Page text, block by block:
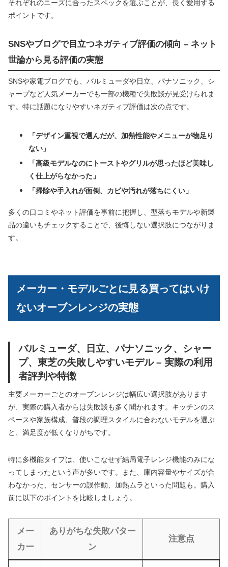
それぞれのニーズに合ったスペックを選ぶことが、長く愛用する
ポイントです。
SNSやブログで目立つネガティブ評価の傾向 – ネット
世論から見る評価の実態
SNSや家電ブログでも、バルミューダや日立、パナソニック、シ
ャープなど人気メーカーでも一部の機種で失敗談が見受けられま
す。特に話題になりやすいネガティブ評価は次の点です。
「デザイン重視で選んだが、加熱性能やメニューが物足り
ない」
「高級モデルなのにトーストやグリルが思ったほど美味し
く仕上がらなかった」
「掃除や手入れが面倒、カビや汚れが落ちにくい」
多くの口コミやネット評価を事前に把握し、型落ちモデルや新製
品の違いもチェックすることで、後悔しない選択肢につながりま
す。
メーカー・モデルごとに見る買ってはいけ
ないオーブンレンジの実態
バルミューダ、日立、パナソニック、シャー
プ、東芝の失敗しやすいモデル – 実際の利用
者評判や特徴
主要メーカーごとのオーブンレンジは幅広い選択肢があります
が、実際の購入者からは失敗談も多く聞かれます。キッチンのス
ペースや家族構成、普段の調理スタイルに合わないモデルを選ぶ
と、満足度が低くなりがちです。
特に多機能タイプは、使いこなせず結局電子レンジ機能のみにな
ってしまったという声が多いです。また、庫内容量やサイズが合
わなかった、センサーの誤作動、加熱ムラといった問題も。購入
前に以下のポイントを比較しましょう。
メー
カー
ありがちな失敗パター
ン
注意点